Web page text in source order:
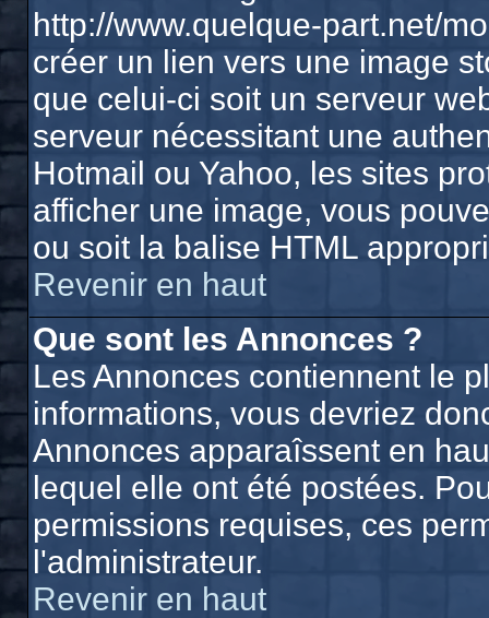
http://www.quelque-part.net/
créer un lien vers une image
que celui-ci soit un serveur
serveur nécessitant une
Hotmail ou Yahoo, les sites
afficher une image, vous
ou soit la balise HTML
Revenir en haut
Que sont les Annonces ?
Les Annonces contiennent le
informations, vous devriez
Annonces apparaîssent en
lequel elle ont été postées.
permissions requises, ces
l'administrateur.
Revenir en haut